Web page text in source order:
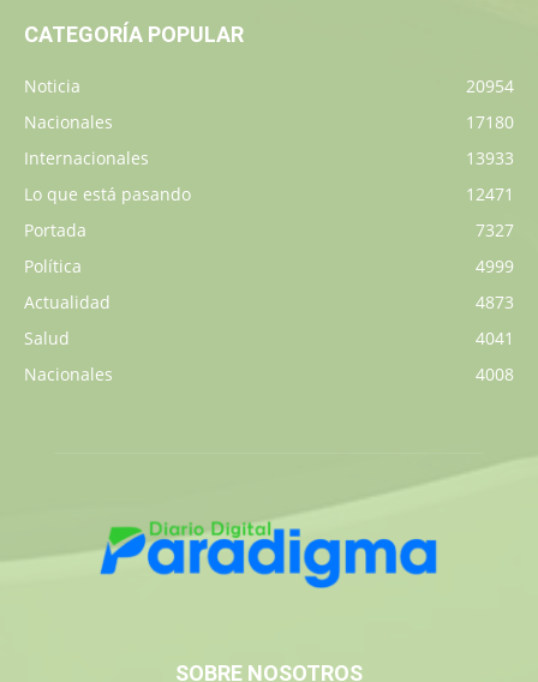
CATEGORÍA POPULAR
Noticia
20954
Nacionales
17180
Internacionales
13933
Lo que está pasando
12471
Portada
7327
Política
4999
Actualidad
4873
Salud
4041
Nacionales
4008
SOBRE NOSOTROS